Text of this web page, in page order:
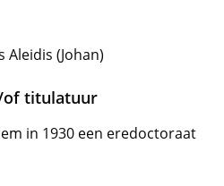
Aleidis (Johan)
of titulatuur
in 1930 een eredoctoraat